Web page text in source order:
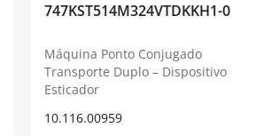
747KST514M324VTDKKH1-0
Máquina Ponto Conjugado
Transporte Duplo – Dispositivo
Esticador
10.116.00959